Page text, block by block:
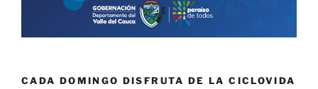
CADA DOMINGO DISFRUTA DE LA CICLOVIDA